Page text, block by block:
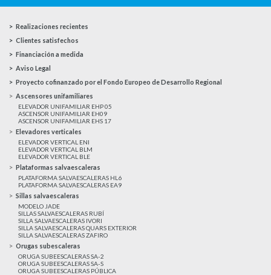
Realizaciones recientes
Clientes satisfechos
Financiación a medida
Aviso Legal
Proyecto cofinanzado por el Fondo Europeo de Desarrollo Regional
Ascensores unifamiliares
ELEVADOR UNIFAMILIAR EHP 05
ASCENSOR UNIFAMILIAR EH09
ASCENSOR UNIFAMILIAR EHS 17
Elevadores verticales
ELEVADOR VERTICAL ENI
ELEVADOR VERTICAL BLM
ELEVADOR VERTICAL BLE
Plataformas salvaescaleras
PLATAFORMA SALVAESCALERAS HL6
PLATAFORMA SALVAESCALERAS EA9
Sillas salvaescaleras
MODELO JADE
SILLAS SALVAESCALERAS RUBÍ
SILLA SALVAESCALERAS IVORI
SILLA SALVAESCALERAS QUARS EXTERIOR
SILLA SALVAESCALERAS ZAFIRO
Orugas subescaleras
ORUGA SUBEESCALERAS SA-2
ORUGA SUBEESCALERAS SA-S
ORUGA SUBEESCALERAS PÚBLICA